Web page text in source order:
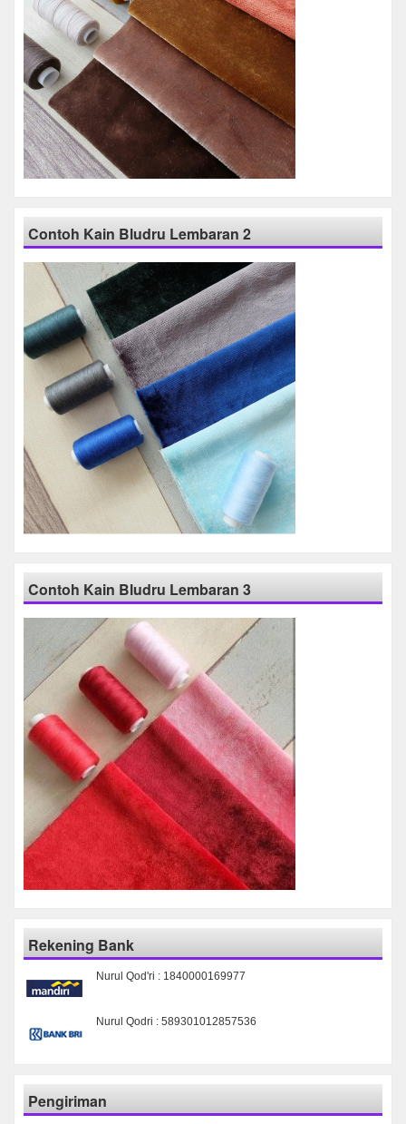
Contoh Kain Bludru Lembaran 2
Contoh Kain Bludru Lembaran 3
Rekening Bank
Nurul Qod'ri : 1840000169977
Nurul Qodri : 589301012857536
Pengiriman